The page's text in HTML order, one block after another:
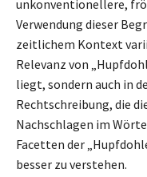
unkonventionellere,
Verwendung dieser
zeitlichem Kontext
Relevanz von
liegt, sondern auch in
Rechtschreibung, die
Nachschlagen im
Facetten der
besser zu verstehen.